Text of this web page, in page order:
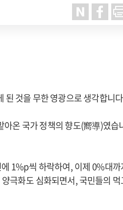
된 것을 무한 영광으로 생각합니
온 국가 정책의 향도(嚮導)였습
1%p씩 하락하여, 이제 0%대
극화도 심화되면서, 국민들의